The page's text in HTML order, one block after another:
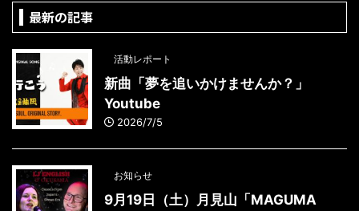
最新の記事
活動レポート
新曲「夢を追いかけませんか？」
Youtube
2026/7/5
お知らせ
9月19日（土）月見山「MAGUMA